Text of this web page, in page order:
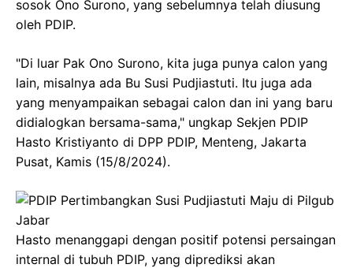
sosok Ono Surono, yang sebelumnya telah diusung
oleh PDIP.
"Di luar Pak Ono Surono, kita juga punya calon yang
lain, misalnya ada Bu Susi Pudjiastuti. Itu juga ada
yang menyampaikan sebagai calon dan ini yang baru
didialogkan bersama-sama," ungkap Sekjen PDIP
Hasto Kristiyanto di DPP PDIP, Menteng, Jakarta
Pusat, Kamis (15/8/2024).
Hasto menanggapi dengan positif potensi persaingan
internal di tubuh PDIP, yang diprediksi akan